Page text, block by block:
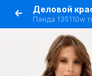
Панда 135110w